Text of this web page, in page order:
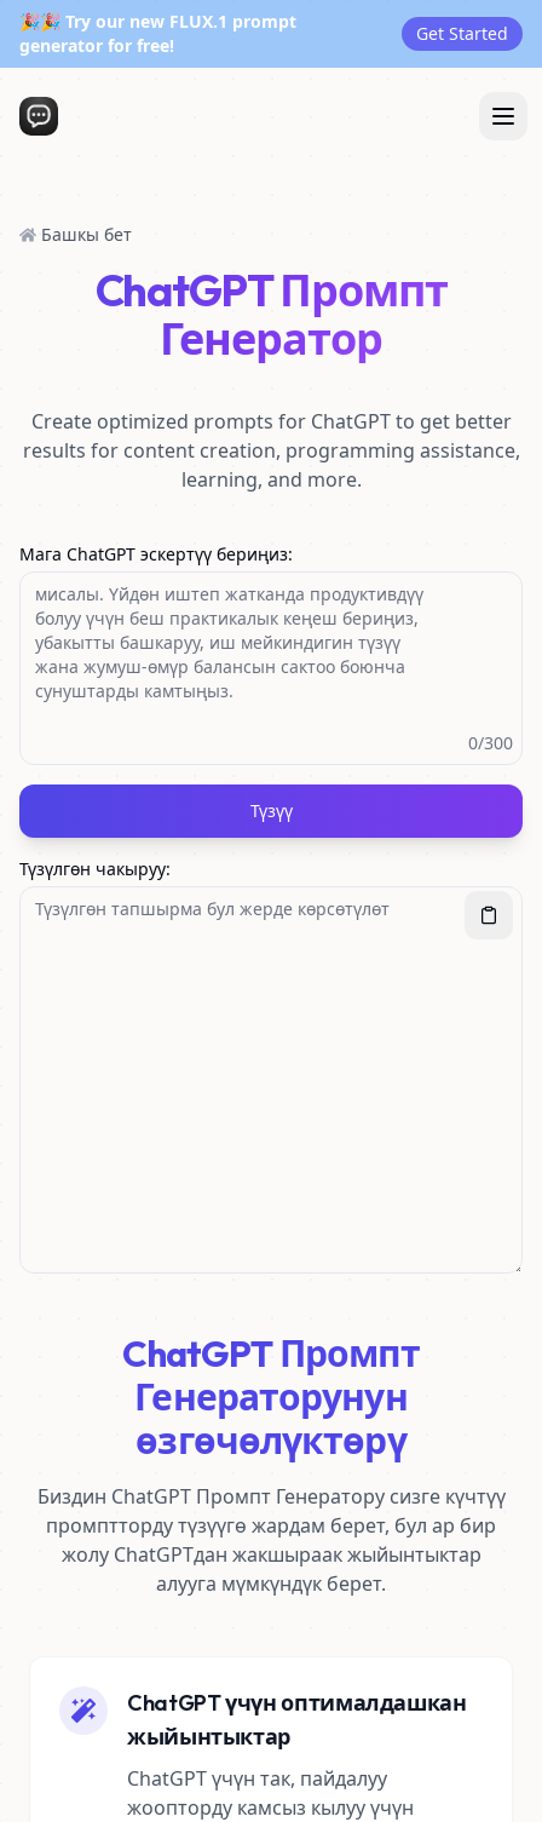
🎉🎉 Try our new FLUX.1 prompt
generator for free!
Get Started
Башкы бет
ChatGPT Промпт
Генератор
Create optimized prompts for ChatGPT to get better
results for content creation, programming assistance,
learning, and more.
Мага ChatGPT эскертүү бериңиз:
0/300
Түзүү
Түзүлгөн чакыруу:
ChatGPT Промпт
Генераторунун
өзгөчөлүктөрү
Биздин ChatGPT Промпт Генератору сизге күчтүү
промптторду түзүүгө жардам берет, бул ар бир
жолу ChatGPTдан жакшыраак жыйынтыктар
алууга мүмкүндүк берет.
ChatGPT үчүн оптималдашкан
жыйынтыктар
ChatGPT үчүн так, пайдалуу
жоопторду камсыз кылуу үчүн